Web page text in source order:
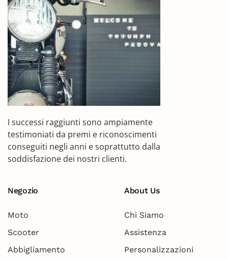
I successi raggiunti sono ampiamente
testimoniati da premi e riconoscimenti
conseguiti negli anni e soprattutto dalla
soddisfazione dei nostri clienti.
Negozio
Moto
Scooter
Abbigliamento
About Us
Chi Siamo
Assistenza
Personalizzazioni